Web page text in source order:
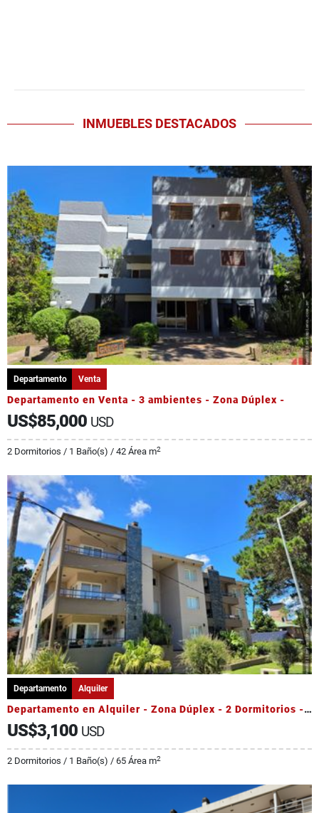
INMUEBLES DESTACADOS
Departamento Venta
Departamento en Venta - 3 ambientes - Zona Dúplex -
US$85,000 USD
2 Dormitorios / 1 Baño(s) / 42 Área m2
Departamento Alquiler
Departamento en Alquiler - Zona Dúplex - 2 Dormitorios - Pileta
US$3,100 USD
2 Dormitorios / 1 Baño(s) / 65 Área m2